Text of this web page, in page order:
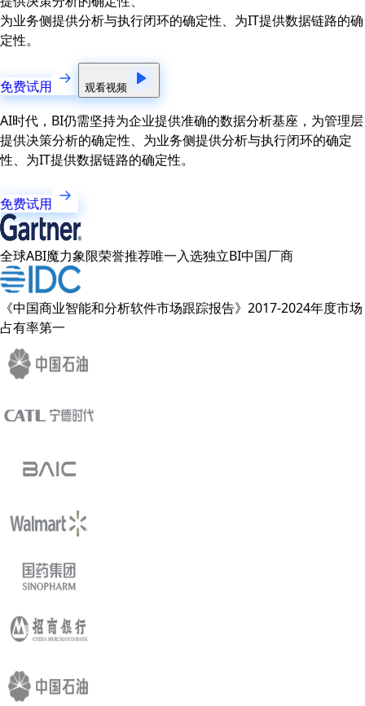
为业务侧提供分析与执行闭环的确定性、为IT提供数据链路的确
定性。
免费试用 观看视频
AI时代，BI仍需坚持为企业提供准确的数据分析基座，为管理层
提供决策分析的确定性、为业务侧提供分析与执行闭环的确定
性、为IT提供数据链路的确定性。
免费试用
全球ABI魔力象限荣誉推荐唯一入选独立BI中国厂商
《中国商业智能和分析软件市场跟踪报告》2017-2024年度市场
占有率第一